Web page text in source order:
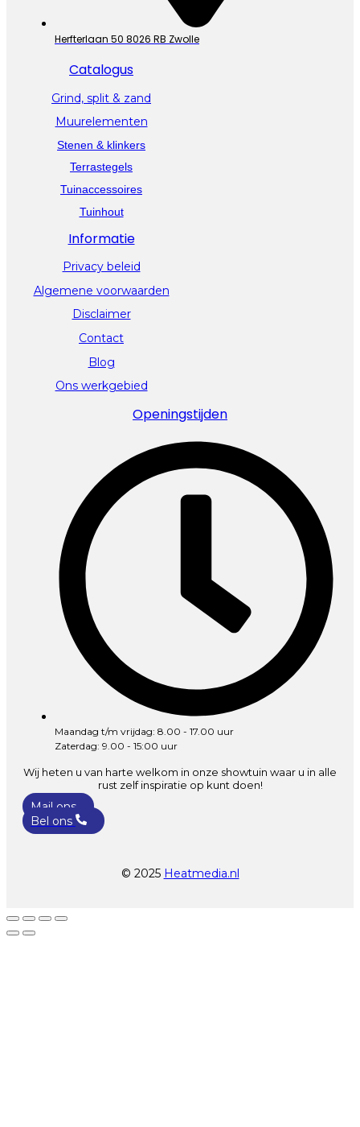
Herfterlaan 50 8026 RB Zwolle
Catalogus
Grind, split & zand
Muurelementen
Stenen & klinkers
Terrastegels
Tuinaccessoires
Tuinhout
Informatie
Privacy beleid
Algemene voorwaarden
Disclaimer
Contact
Blog
Ons werkgebied
Openingstijden
Maandag t/m vrijdag: 8.00 - 17.00 uur
Zaterdag: 9.00 - 15:00 uur
Wij heten u van harte welkom in onze showtuin waar u in alle
rust zelf inspiratie op kunt doen!
Mail ons
Bel ons
© 2025 Heatmedia.nl